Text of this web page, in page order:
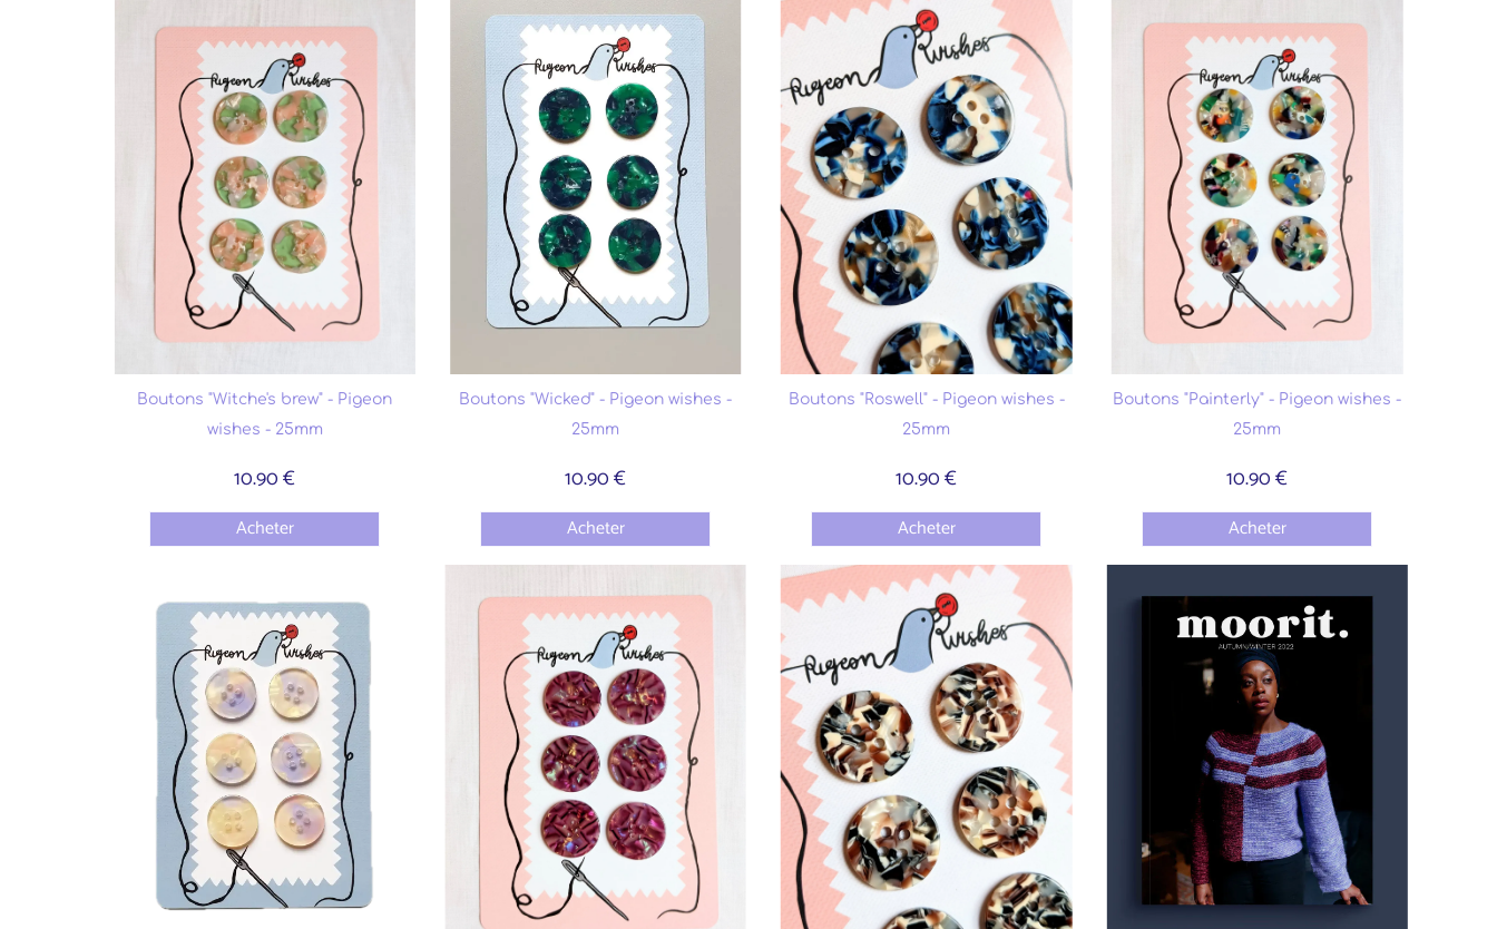
Boutons "Witche's brew" - Pigeon
wishes - 25mm
10.90 €
Acheter
Boutons "Wicked" - Pigeon wishes -
25mm
10.90 €
Acheter
Boutons "Roswell" - Pigeon wishes -
25mm
10.90 €
Acheter
Boutons "Painterly" - Pigeon wishes -
25mm
10.90 €
Acheter